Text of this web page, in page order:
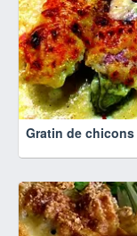
Gratin de chicons